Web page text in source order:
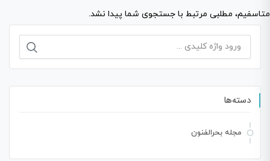
متاسفیم، مطلبی مرتبط با جستجوی شما پیدا نشد.
جستجو
دسته‌ها
مجله بحرالفنون